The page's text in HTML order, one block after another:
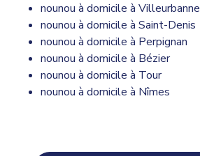
nounou à domicile à Villeurbanne
nounou à domicile à Saint-Denis
nounou à domicile à Perpignan
nounou à domicile à Bézier
nounou à domicile à Tour
nounou à domicile à Nîmes